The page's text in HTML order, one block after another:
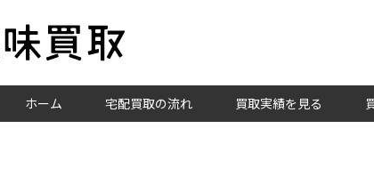
ホーム 宅配買取の流れ 買取実績を見る